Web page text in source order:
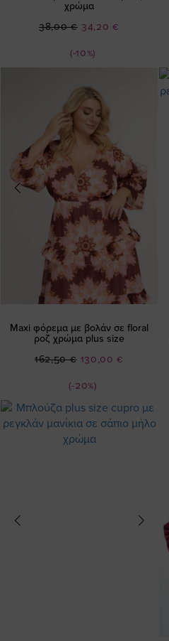
χρώμα
(-10%)
Ειδική
34,20 €
38,00 €
Maxi φόρεμα με βολάν σε floral
ροζ χρώμα plus size
(-20%)
Ειδική
130,00 €
162,50 €